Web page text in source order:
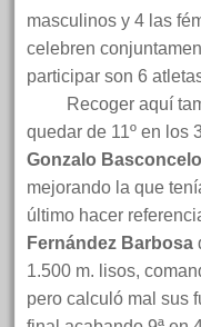
masculinos y 4 las
celebren
participar son 6
Recoger aquí
quedar de 11º en los
Gonzalo
mejorando la que
último hacer
Fernández Barbosa
1.500 m. lisos,
pero calculó mal sus